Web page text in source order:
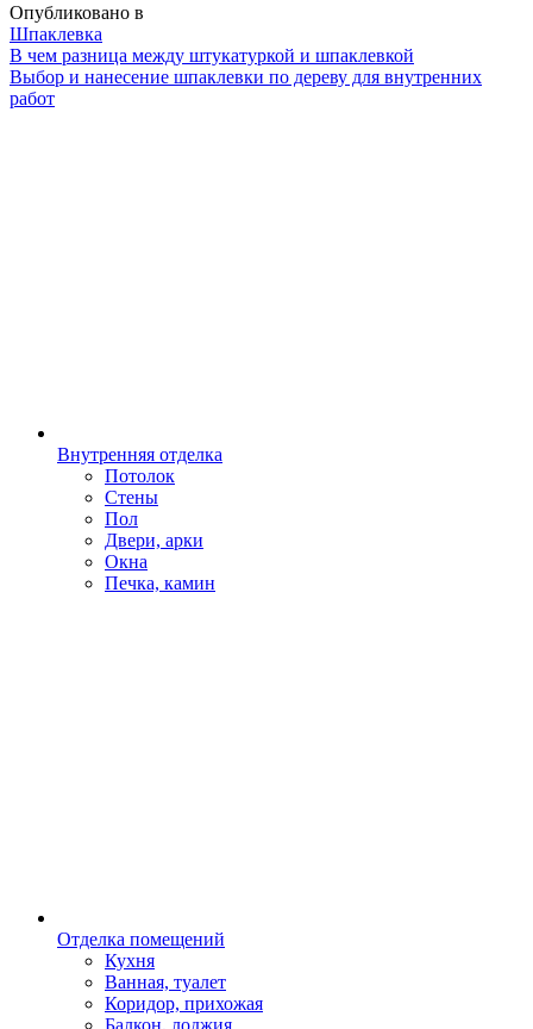
Опубликовано в
Шпаклевка
Навигация
В чем разница между штукатуркой и шпаклевкой
Выбор и нанесение шпаклевки по дереву для внутренних
работ
Внутренняя отделка
Потолок
Стены
Пол
Двери, арки
Окна
Печка, камин
Отделка помещений
Кухня
Ванная, туалет
Коридор, прихожая